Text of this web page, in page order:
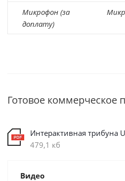
Микрофон (за
доплату)
Готовое коммерческое
Интерактивная трибуна
479,1 кб
Видео